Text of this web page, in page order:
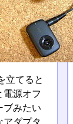
立てると
電源オフ
ブみたい